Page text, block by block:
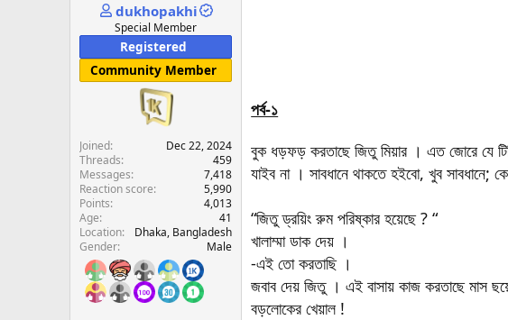
e
e
dukhopakhi
Special Member
Registered
Community Member
Joined
Dec 22, 2024
Threads
459
Messages
7,418
Reaction score
5,990
Points
4,013
Age
41
Location
Dhaka, Bangladesh
Gender
Male
পর্ব-১
বুক ধড়ফড় করতাছে জিতু মিয়ার । এত জোরে যে
যাইব না । সাবধানে থাকতে হইবো, খুব সাবধানে;
“জিতু ড্রয়িং রুম পরিষ্কার হয়েছে ? “
খালাম্মা ডাক দেয় ।
-এই তো করতাছি ।
জবাব দেয় জিতু । এই বাসায় কাজ করতাছে মাস
বড়লোকের খেয়াল !